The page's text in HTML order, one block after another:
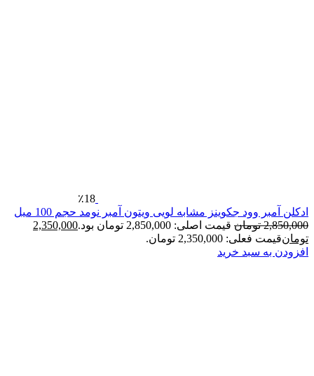
وود جکوینز مشابه لویی ویتون آمبر نومد حجم 100 میل
تومان قیمت اصلی: 2,850,000 تومان بود.
2,350,000
2,350,000 تومان.
سبد خرید